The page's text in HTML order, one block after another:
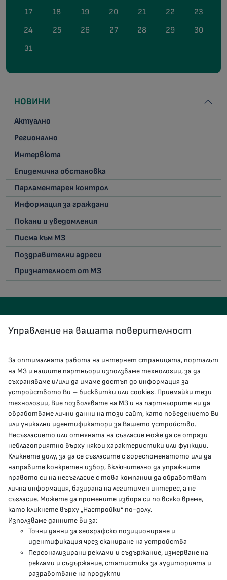
17
18 19 20 21 22
23
24
25 26 27 28 29
30
31
НОВИНИ
Актуално
Регионално
Интервюта
Епидемична обстановка
Парламентарен контрол
Информация за граждани
Покани и уведомления
Писма към МЗ
Поздравителни адреси
Признателност от МЗ
КОНТАКТИ
гр.София, 1000, пл. „Света Неделя“ №5
delovodstvo@mh.government.bg
presscenter@mh.government.bg
МЗ В СОЦИАЛНИТЕ МРЕЖИ
Facebook страница
Instragram профил
YouTube канал
Threads профил
Управление на вашата поверителност
За оптималната работа на интернет страницата, порталът
на МЗ и нашите партньори използваме технологии, за да
съхраняваме и/или да имаме достъп до информация за
устройството Ви – бисквитки или cookies. Приемайки тези
технологии, Вие позволявате на МЗ и на партньорите ни да
обработваме лични данни на този сайт, като поведението Ви
или уникални идентификатори за Вашето устройство.
Несъгласието или отмяната на съгласие може да се отрази
неблагоприятно върху някои характеристики или функции.
Кликнете долу, за да се съгласите с гореспоменатото или да
направите конкретен избор, включително да упражните
правото си на несъгласие с това компании да обработват
лична информация, базирана на легитимен интерес, а не
съгласие. Можете да промените избора си по всяко време,
като кликнете върху „Настройки“ по-долу.
Използваме данните ви за:
Точни данни за географско позициониране и
идентификация чрез сканиране на устройства
Персонализирани реклами и съдържание, измерване на
реклами и съдържание, статистика за аудиторията и
разработване на продукти